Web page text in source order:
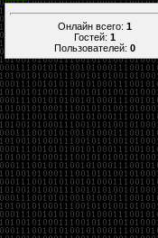
Онлайн всего: 1
Гостей: 1
Пользователей: 0